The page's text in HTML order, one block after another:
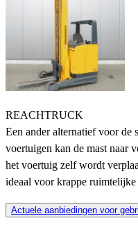
REACHTRUCK
Een ander alternatief voor de
voertuigen kan de mast naar
het voertuig zelf wordt
ideaal voor krappe
Actuele aanbiedingen voor